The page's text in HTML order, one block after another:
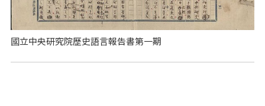
國立中央研究院歷史語言報告書第一期